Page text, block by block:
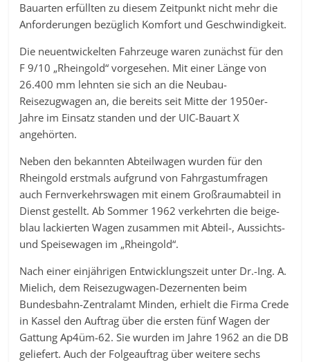
Bauarten erfüllten zu diesem Zeitpunkt nicht mehr die
Anforderungen bezüglich Komfort und Geschwindigkeit.
Die neuentwickelten Fahrzeuge waren zunächst für den
F 9/10 „Rheingold“ vorgesehen. Mit einer Länge von
26.400 mm lehnten sie sich an die Neubau-
Reisezugwagen an, die bereits seit Mitte der 1950er-
Jahre im Einsatz standen und der UIC-Bauart X
angehörten.
Neben den bekannten Abteilwagen wurden für den
Rheingold erstmals aufgrund von Fahrgastumfragen
auch Fernverkehrswagen mit einem Großraumabteil in
Dienst gestellt. Ab Sommer 1962 verkehrten die beige-
blau lackierten Wagen zusammen mit Abteil-, Aussichts-
und Speisewagen im „Rheingold“.
Nach einer einjährigen Entwicklungszeit unter Dr.-Ing. A.
Mielich, dem Reisezugwagen-Dezernenten beim
Bundesbahn-Zentralamt Minden, erhielt die Firma Crede
in Kassel den Auftrag über die ersten fünf Wagen der
Gattung Ap4üm-62. Sie wurden im Jahre 1962 an die DB
geliefert. Auch der Folgeauftrag über weitere sechs